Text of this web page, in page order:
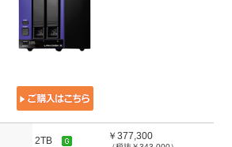
2TB ￥377,300